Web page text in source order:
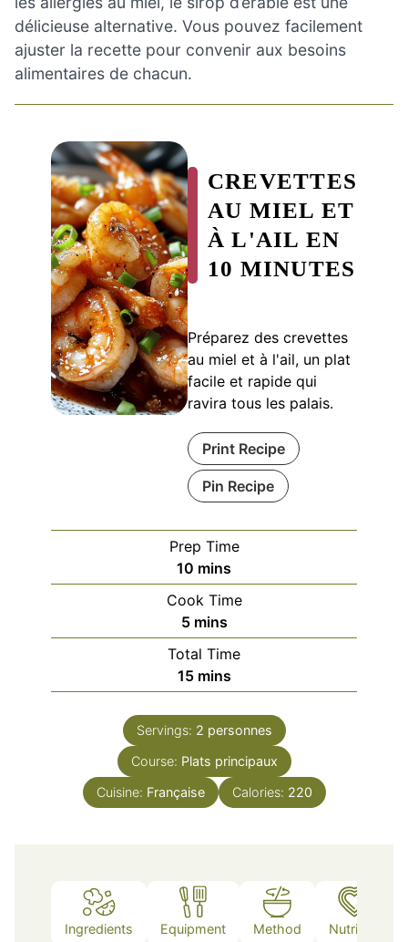
délicieuse alternative. Vous pouvez facilement
ajuster la recette pour convenir aux besoins
alimentaires de chacun.
CREVETTES
AU MIEL ET
À L'AIL EN
10 MINUTES
Préparez des crevettes
au miel et à l'ail, un plat
facile et rapide qui
ravira tous les palais.
Print Recipe
Pin Recipe
Prep Time
10 minutes
mins
Cook Time
5minutes
mins
Total Time
15minutes
mins
Servings: 2 personnes
Course: Plats principaux
Cuisine: Française Calories: 220
Ingredients Equipment Method Nutrition